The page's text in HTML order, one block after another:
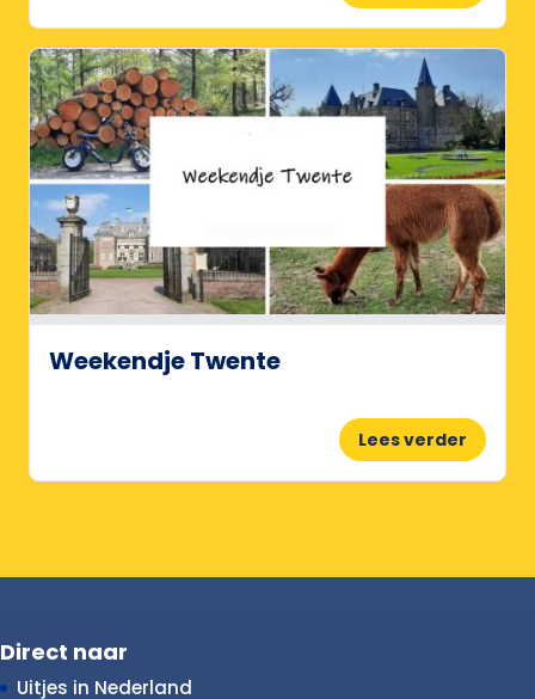
Weekendje Twente
Lees verder
Direct naar
Uitjes in Nederland